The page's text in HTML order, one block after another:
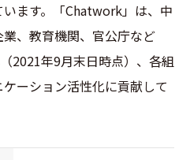
ます。「Chatwork」は、中
、教育機関、官公庁など
2021年9月末日時点）、各組
ーション活性化に貢献して